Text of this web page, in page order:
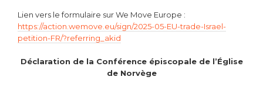
Lien vers le formulaire sur We Move Europe :
https://action.wemove.eu/sign/2025-05-EU-trade-Israel-
petition-FR/?referring_akid
Déclaration de la Conférence épiscopale de l’Église
de Norvège